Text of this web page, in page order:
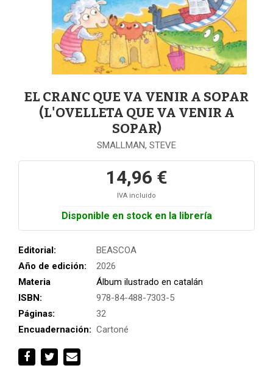
EL CRANC QUE VA VENIR A SOPAR
(L'OVELLETA QUE VA VENIR A
SOPAR)
SMALLMAN, STEVE
14,96 €
IVA incluido
Disponible en stock en la librería
Editorial:
BEASCOA
Año de edición:
2026
Materia
Álbum ilustrado en catalán
ISBN:
978-84-488-7303-5
Páginas:
32
Encuadernación: Cartoné